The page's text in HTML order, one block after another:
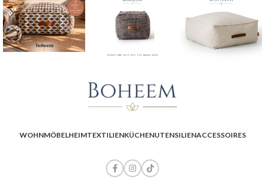
WOHNMÖBELHEIMTEXTILIENKÜCHENUTENSILIENACCESSOIRES